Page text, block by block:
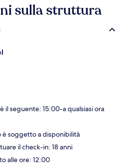
sulla struttura
il seguente: 15:00-a qualsiasi ora
è soggetto a disponibilità
il check-in: 18 anni
alle ore: 12:00